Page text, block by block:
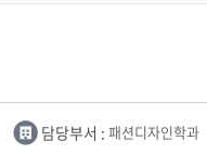
담당부서 : 패션디자인학과